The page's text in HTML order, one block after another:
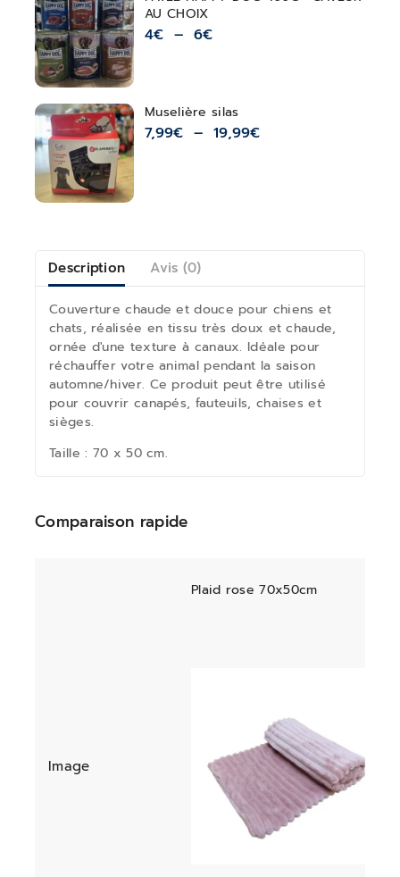
AU CHOIX
4€ – 6€
Muselière silas
7,99€ – 19,99€
Description Avis (0)
Couverture chaude et douce pour chiens et
chats, réalisée en tissu très doux et chaude,
ornée d'une texture à canaux. Idéale pour
réchauffer votre animal pendant la saison
automne/hiver. Ce produit peut être utilisé
pour couvrir canapés, fauteuils, chaises et
sièges.
Taille : 70 x 50 cm.
Comparaison rapide
Plaid rose 70x50cm
Image